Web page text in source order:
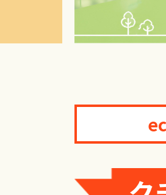
ニチコン ESS-
DAIKIN EQX46YFV
日立 BHP-F46WD